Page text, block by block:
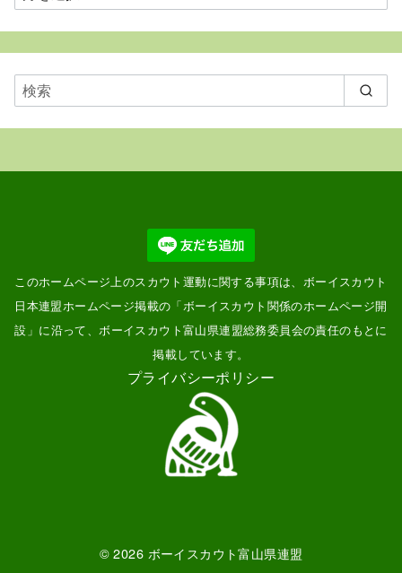
ご
と
表
示
このホームページ上のスカウト運動に関する事項は、ボーイスカウト
日本連盟ホームページ掲載の「ボーイスカウト関係のホームページ開
設 」に沿って、ボーイスカウト富山県連盟総務委員会の責任のもとに
掲載しています。
プライバシーポリシー
© 2026 ボーイスカウト富山県連盟